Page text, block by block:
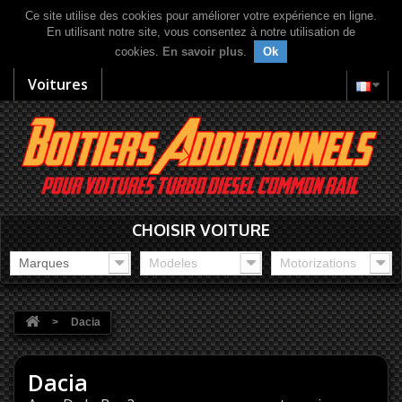
Ce site utilise des cookies pour améliorer votre expérience en ligne.
En utilisant notre site, vous consentez à notre utilisation de
cookies. En savoir plus. Ok
Voitures
CHOISIR VOITURE
Marques Modeles Motorizations
> Dacia
Dacia